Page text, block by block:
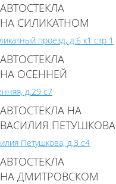
АВТОСТЕКЛА
НА СИЛИКАТНОМ
проезд, д.6 к1 стр 1
АВТОСТЕКЛА
НА ОСЕННЕЙ
д.29 с7
АВТОСТЕКЛА НА
ВАСИЛИЯ ПЕТУШКОВА
Петушкова, д.3 с4
АВТОСТЕКЛА
НА ДМИТРОВСКОМ